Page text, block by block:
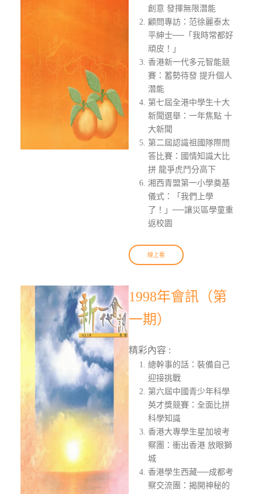
創意 發揮無限潛能
顧問專訪：范徐麗泰太
平紳士──「我時常都好
頑皮！」
香港新一代多元智能競
賽：蓄勢待發 提升個人
潛能
第七屆全港中學生十大
新聞選舉：一年焦點 十
大新聞
第二屆認識祖國隊際問
答比賽：國情知識大比
拼 龍爭虎鬥分高下
湘西青盟第一小學奠基
儀式：「我們上學
了！」──讓災區學童重
返校園
線上看
1998年會訊（第
一期）
精彩內容 :
總幹事的話：裝備自己
迎接挑戰
第六屆中國青少年科學
英才獎競賽：全面比拼
科學知識
香港大專學生星加坡考
察團：衝出香港 放眼獅
城
香港學生西藏──成都考
察交流團：揭開神秘的